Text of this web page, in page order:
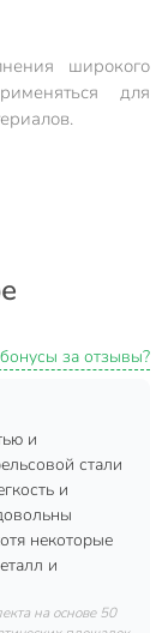
широкого
для
и широкую
кромке
позволяют
обеспечат
за отзывы?
и
стали
и
некоторые
и
на основе 50